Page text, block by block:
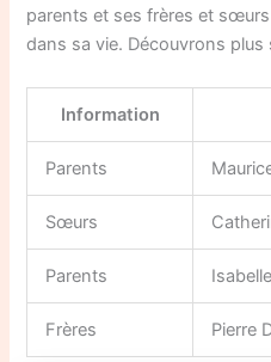
parents et ses frères et
dans sa vie. Découvrons plus
Information
Parents
Sœurs
Parents
Frères Pierre